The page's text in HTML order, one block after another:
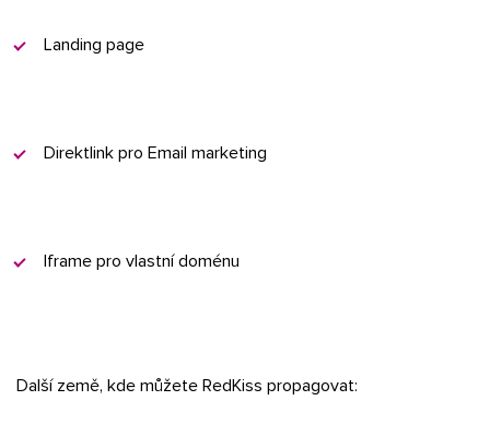
Landing page
Direktlink pro Email marketing
Iframe pro vlastní doménu
Další země, kde můžete RedKiss propagovat: